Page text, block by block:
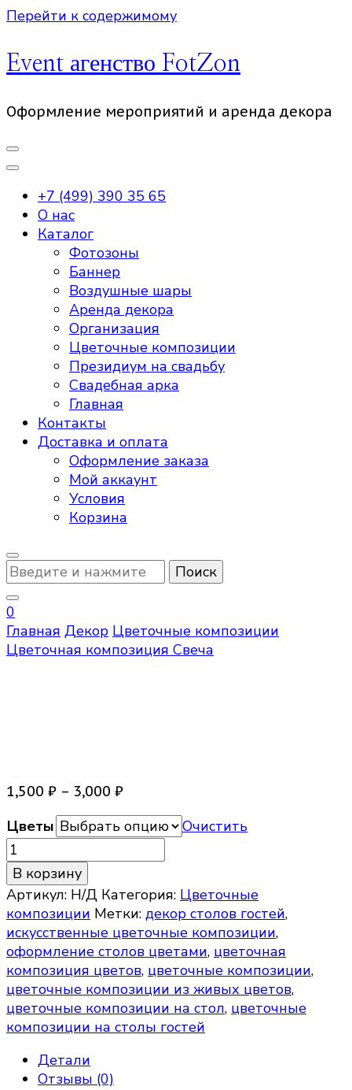
Перейти к содержимому
Event агенство FotZon
Оформление мероприятий и аренда декора
+7 (499) 390 35 65
О нас
Каталог
Фотозоны
Баннер
Воздушные шары
Аренда декора
Организация
Цветочные композиции
Президиум на свадьбу
Свадебная арка
Главная
Контакты
Доставка и оплата
Оформление заказа
Мой аккаунт
Условия
Корзина
Ищите
что-
то?
0
Главная Декор Цветочные композиции
Цветочная композиция Свеча
1,500 ₽ – 3,000 ₽Диапазон
1,500 ₽
–
3,000 ₽
Цветы
Очистить
Количество
товара
Цветочная
композиция
Свеча
В корзину
Артикул: Н/Д Категория: Цветочные
композиции Метки: декор столов гостей,
искусственные цветочные композиции,
оформление столов цветами, цветочная
композиция цветов, цветочные композиции,
цветочные композиции из живых цветов,
цветочные композиции на стол, цветочные
композиции на столы гостей
Детали
Отзывы (0)